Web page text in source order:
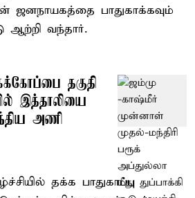
ஜனநாயகத்தை பாதுகாக்கவும்
வந்தார்.
தகுதி
இத்தாலியை
அணி
தக்க பாதுகாப்பு